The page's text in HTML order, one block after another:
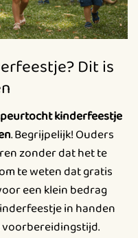
Dit is
kinderfeestje
. Begrijpelijk! Ouders
zonder dat het te
te weten dat gratis
een klein bedrag
in handen